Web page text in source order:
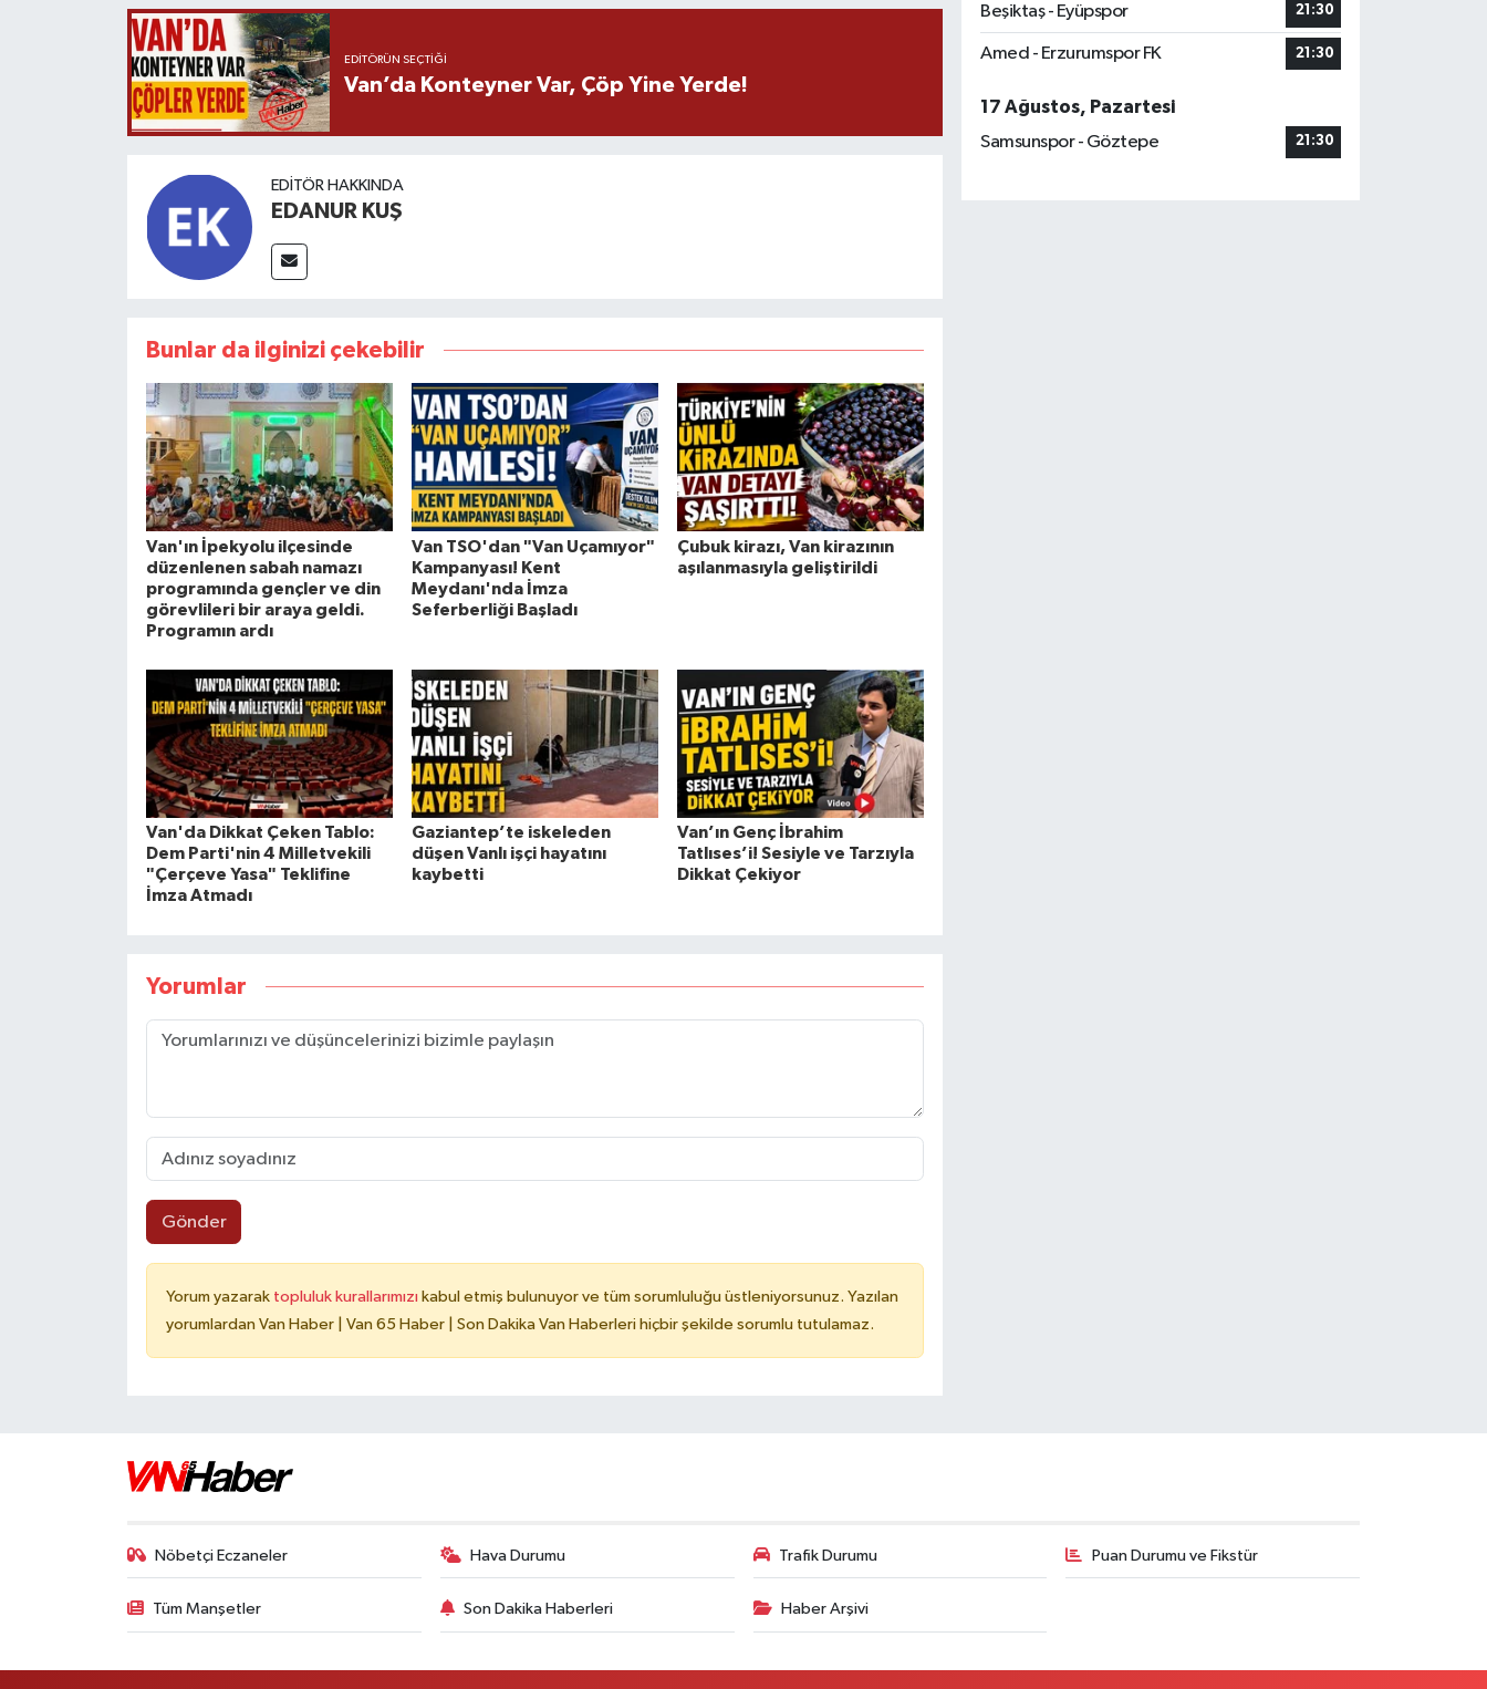
EDITÖRÜN SEÇTIĞI
Van’da Konteyner Var, Çöp Yine Yerde!
EDITÖR HAKKINDA
EDANUR KUŞ
Bunlar da ilginizi çekebilir
Van'ın İpekyolu ilçesinde
düzenlenen sabah namazı
programında gençler ve din
görevlileri bir araya geldi.
Programın ardı
Van TSO'dan "Van Uçamıyor"
Kampanyası! Kent
Meydanı'nda İmza
Seferberliği Başladı
Çubuk kirazı, Van kirazının
aşılanmasıyla geliştirildi
Van'da Dikkat Çeken Tablo:
Dem Parti'nin 4 Milletvekili
"Çerçeve Yasa" Teklifine
İmza Atmadı
Gaziantep’te iskeleden
düşen Vanlı işçi hayatını
kaybetti
Van’ın Genç İbrahim
Tatlıses’i! Sesiyle ve Tarzıyla
Dikkat Çekiyor
Yorumlar
Gönder
Yorum yazarak topluluk kurallarımızı kabul etmiş bulunuyor ve tüm sorumluluğu üstleniyorsunuz. Yazılan
yorumlardan Van Haber | Van 65 Haber | Son Dakika Van Haberleri hiçbir şekilde sorumlu tutulamaz.
Beşiktaş - Eyüpspor 21:30
Amed - Erzurumspor FK 21:30
17 Ağustos, Pazartesi
Samsunspor - Göztepe
21:30
Nöbetçi Eczaneler Hava Durumu Trafik Durumu Puan Durumu ve Fikstür
Tüm Manşetler Son Dakika Haberleri Haber Arşivi